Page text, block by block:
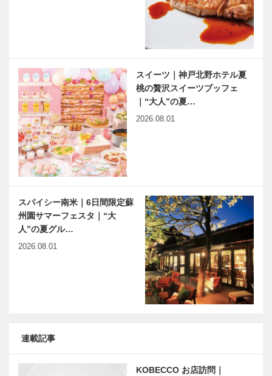
スイーツ｜神戸北野ホテル夏
桃の贅沢スイーツブッフェ
｜“大人”の夏…
2026.08.01
スパイシー南米｜6日間限定蘇
州園サマーフェスタ｜“大
人”の夏グル…
2026.08.01
連載記事
KOBECCO お店訪問｜